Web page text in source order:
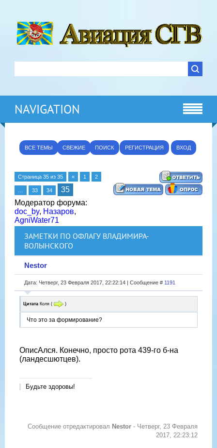
NAVIGATION
ВСЕ ТЕМЫ СВЕЖИЕ ПОИСК РЕГИСТРАЦИЯ ВХОД
Страница 35 из 35 « 1 2
33 34
35
Модератор форума:
doc_by, Назаров,
AgniWater71
ЗАМЕТКИ ПО ОФЛАГУ ВЛАДИМИРА-
ВОЛЫНСКОГО
Nestor
Дата: Четверг, 23 Февраля 2017, 22:22:14 | Сообщение # 1191
Цитата Коля ( )
Что это за формирование?
ОписАлся. Конечно, просто рота 439-го б-на
(ландесшютцев).
Будьте здоровы!
Сообщение отредактировал Nestor - Четверг, 23 Февраля
2017, 22:23:12